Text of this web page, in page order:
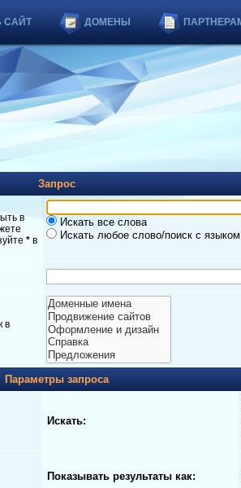
САЙТ ДОМЕНЫ
Запрос
в
* в
Искать все слова
Искать любое слово/поиск с
в
Параметры запроса
Искать:
Показывать результаты как: